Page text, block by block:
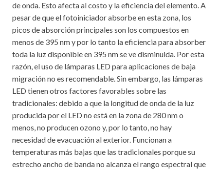
de onda. Esto afecta al costo y la eficiencia del elemento. A
pesar de que el fotoiniciador absorbe en esta zona, los
picos de absorción principales son los compuestos en
menos de 395 nm y por lo tanto la eficiencia para absorber
toda la luz disponible en 395 nm se ve disminuida. Por esta
razón, el uso de lámparas LED para aplicaciones de baja
migración no es recomendable. Sin embargo, las lámparas
LED tienen otros factores favorables sobre las
tradicionales: debido a que la longitud de onda de la luz
producida por el LED no está en la zona de 280 nm o
menos, no producen ozono y, por lo tanto, no hay
necesidad de evacuación al exterior. Funcionan a
temperaturas más bajas que las tradicionales porque su
estrecho ancho de banda no alcanza el rango espectral que